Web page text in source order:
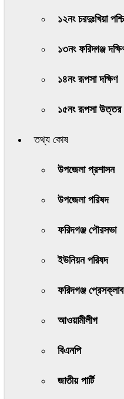
১২নং চরদুঃখিয়া
১৩নং ফরিদ্গঞ্জ
১৪নং রূপসা দক্ষিণ
১৫নং রূপসা উত্তর
তথ্য কোষ
উপজেলা প্রশাসন
উপজেলা পরিষদ
ফরিদগঞ্জ পৌরসভা
ইউনিয়ন পরিষদ
ফরিদগঞ্জ প্রেসক্লাব
আওয়ামীলীগ
বিএনপি
জাতীয় পার্টি